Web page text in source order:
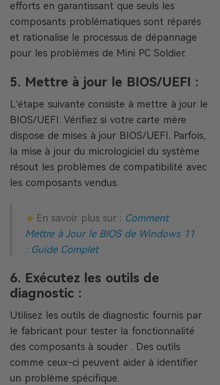
efforts en garantissant que seuls les
composants problématiques sont réparés
et rationalise le processus de dépannage
pour les problèmes de Mini PC Soldier.
5. Mettre à jour le BIOS/UEFI :
L’étape suivante consiste à mettre à jour le
BIOS/UEFI. Vérifiez si votre carte mère
dispose de mises à jour BIOS/UEFI. Parfois,
la mise à jour du micrologiciel du système
résout les problèmes de compatibilité avec
les composants vendus.
En savoir plus sur : Comment
Mettre à Jour le BIOS de Windows 11
: Guide Complet
6. Exécutez les outils de
diagnostic :
Utilisez les outils de diagnostic fournis par
le fabricant pour tester la fonctionnalité
des composants à souder . Des outils
comme ceux-ci peuvent aider à identifier
un problème spécifique.